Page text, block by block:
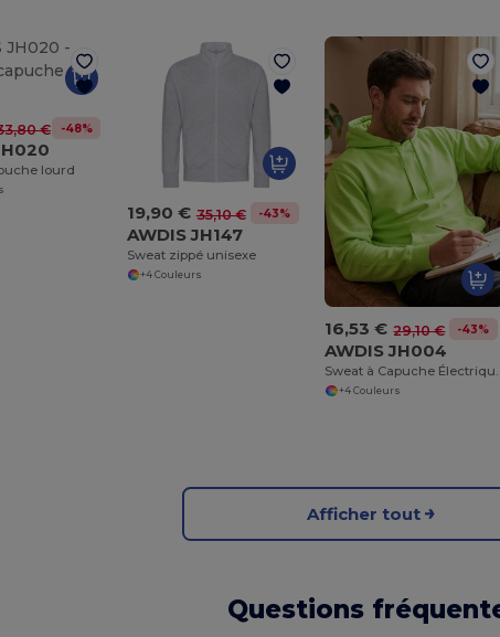
€ -48%
lourd
19,90 € 35,10 € -43%
AWDIS JH147
Sweat zippé unisexe
+4 Couleurs
16,53 € 29,10 € -43%
AWDIS JH004
Sweat à
+4 Couleurs
Afficher tout
Questions